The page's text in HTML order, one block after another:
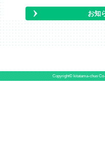
お知
Copyright© kitatama-chuo